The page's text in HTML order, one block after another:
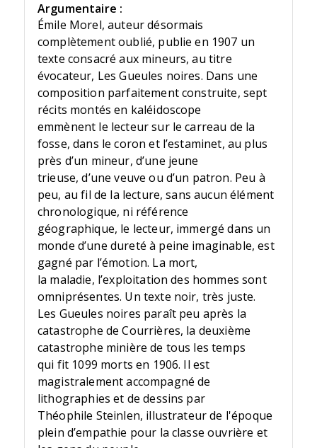
Argumentaire :
Émile Morel, auteur désormais
complètement oublié, publie en 1907 un
texte consacré aux mineurs, au titre
évocateur, Les Gueules noires. Dans une
composition parfaitement construite, sept
récits montés en kaléidoscope
emmènent le lecteur sur le carreau de la
fosse, dans le coron et l’estaminet, au plus
près d’un mineur, d’une jeune
trieuse, d’une veuve ou d’un patron. Peu à
peu, au fil de la lecture, sans aucun élément
chronologique, ni référence
géographique, le lecteur, immergé dans un
monde d’une dureté à peine imaginable, est
gagné par l’émotion. La mort,
la maladie, l’exploitation des hommes sont
omniprésentes. Un texte noir, très juste.
Les Gueules noires paraît peu après la
catastrophe de Courrières, la deuxième
catastrophe minière de tous les temps
qui fit 1099 morts en 1906. Il est
magistralement accompagné de
lithographies et de dessins par
Théophile Steinlen, illustrateur de l'époque
plein d’empathie pour la classe ouvrière et